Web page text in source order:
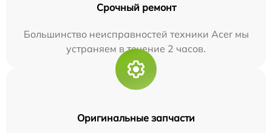
Срочный ремонт
Большинство неисправностей техники Acer мы
устраняем в течение 2 часов.
Оригинальные запчасти